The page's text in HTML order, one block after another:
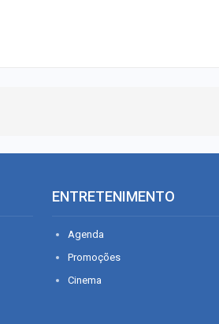
ENTRETENIMENTO
Agenda
Promoções
Cinema